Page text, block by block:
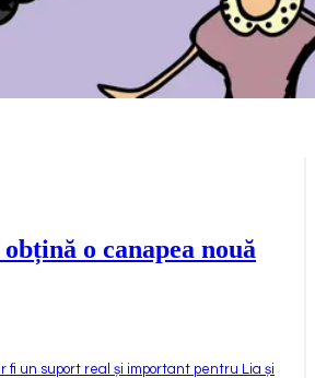
o canapea nouă
fi un suport real și important pentru Lia și